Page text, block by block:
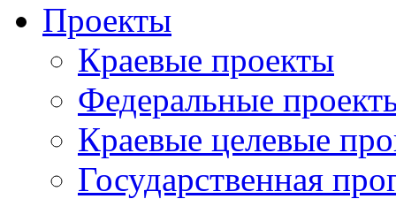
Проекты
Краевые проекты
Федеральные
Краевые целевые
Государственная